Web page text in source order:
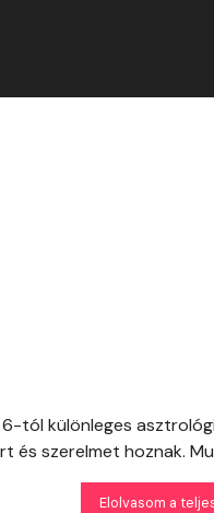
tól különleges
és szerelmet hoznak.
Elolvasom a